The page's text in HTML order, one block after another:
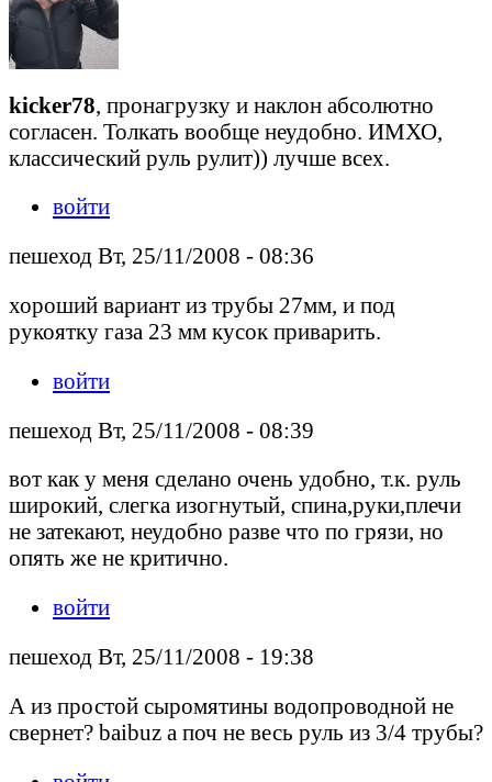
kicker78, пронагрузку и наклон абсолютно
согласен. Толкать вообще неудобно. ИМХО,
классический руль рулит)) лучше всех.
войти
пешеход Вт, 25/11/2008 - 08:36
хороший вариант из трубы 27мм, и под
рукоятку газа 23 мм кусок приварить.
войти
пешеход Вт, 25/11/2008 - 08:39
вот как у меня сделано очень удобно, т.к. руль
широкий, слегка изогнутый, спина,руки,плечи
не затекают, неудобно разве что по грязи, но
опять же не критично.
войти
пешеход Вт, 25/11/2008 - 19:38
А из простой сыромятины водопроводной не
свернет? baibuz а поч не весь руль из 3/4 трубы?